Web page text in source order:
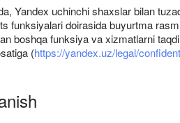
Yandex uchinchi shaxslar bilan
funksiyalari doirasida buyurtma
boshqa funksiya va xizmatlarni
(https://yandex.uz/legal/